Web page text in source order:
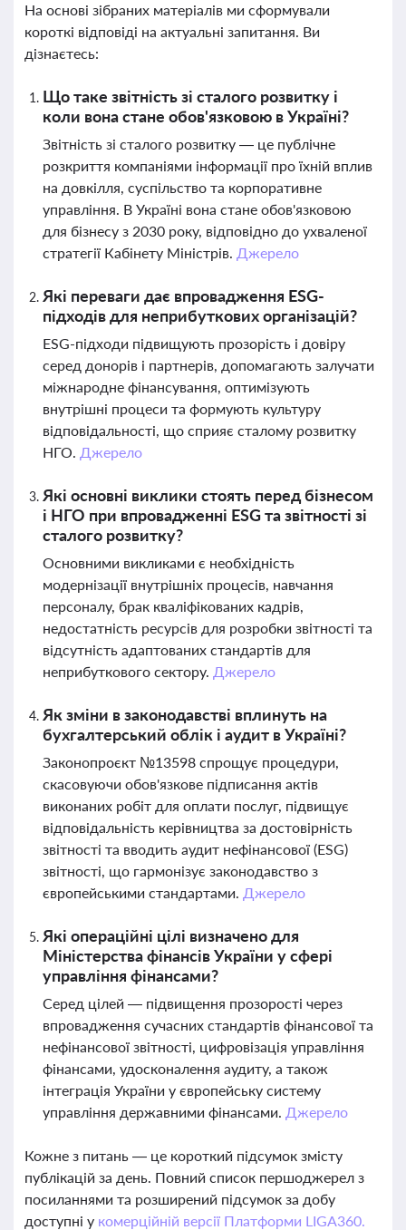
На основі зібраних матеріалів ми сформували
короткі відповіді на актуальні запитання. Ви
дізнаєтесь:
Що таке звітність зі сталого розвитку і
коли вона стане обов'язковою в Україні?
Звітність зі сталого розвитку — це публічне
розкриття компаніями інформації про їхній вплив
на довкілля, суспільство та корпоративне
управління. В Україні вона стане обов'язковою
для бізнесу з 2030 року, відповідно до ухваленої
стратегії Кабінету Міністрів. Джерело
Які переваги дає впровадження ESG-
підходів для неприбуткових організацій?
ESG-підходи підвищують прозорість і довіру
серед донорів і партнерів, допомагають залучати
міжнародне фінансування, оптимізують
внутрішні процеси та формують культуру
відповідальності, що сприяє сталому розвитку
НГО. Джерело
Які основні виклики стоять перед бізнесом
і НГО при впровадженні ESG та звітності зі
сталого розвитку?
Основними викликами є необхідність
модернізації внутрішніх процесів, навчання
персоналу, брак кваліфікованих кадрів,
недостатність ресурсів для розробки звітності та
відсутність адаптованих стандартів для
неприбуткового сектору. Джерело
Як зміни в законодавстві вплинуть на
бухгалтерський облік і аудит в Україні?
Законопроєкт №13598 спрощує процедури,
скасовуючи обов'язкове підписання актів
виконаних робіт для оплати послуг, підвищує
відповідальність керівництва за достовірність
звітності та вводить аудит нефінансової (ESG)
звітності, що гармонізує законодавство з
європейськими стандартами. Джерело
Які операційні цілі визначено для
Міністерства фінансів України у сфері
управління фінансами?
Серед цілей — підвищення прозорості через
впровадження сучасних стандартів фінансової та
нефінансової звітності, цифровізація управління
фінансами, удосконалення аудиту, а також
інтеграція України у європейську систему
управління державними фінансами. Джерело
Кожне з питань — це короткий підсумок змісту
публікацій за день. Повний список першоджерел з
посиланнями та розширений підсумок за добу
доступні у комерційній версії Платформи LIGA360.